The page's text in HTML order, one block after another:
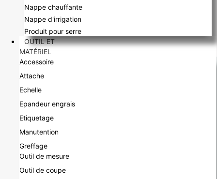
Nappe chauffante
Nappe d'irrigation
Produit pour serre
OUTIL ET
MATÉRIEL
Accessoire
Attache
Echelle
Epandeur engrais
Etiquetage
Manutention
Greffage
Outil de mesure
Outil de coupe